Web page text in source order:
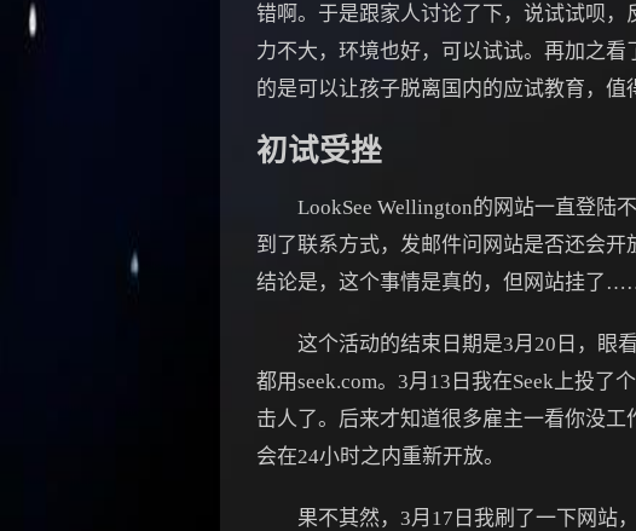
错啊。于是跟家人讨论了下，说试试呗
力不大，环境也好，可以试试。再加之
的是可以让孩子脱离国内的应试教育，值
初试受挫
LookSee Wellington的网站一直登陆
到了联系方式，发邮件问网站是否还会
结论是，这个事情是真的，但网站挂了
这个活动的结束日期是3月20日，眼看
都用seek.com。3月13日我在Seek上投
击人了。后来才知道很多雇主一看你没
会在24小时之内重新开放。
果不其然，3月17日我刷了一下网站，